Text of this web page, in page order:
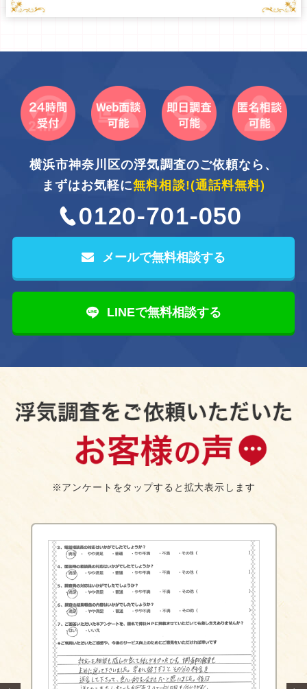
横浜市神奈川区の浮気調査のご依頼なら、
まずはお気軽に無料相談!(通話料無料)
0120-701-050
メールで無料相談する
LINEで無料相談する
※アンケートをタップすると拡大表示します